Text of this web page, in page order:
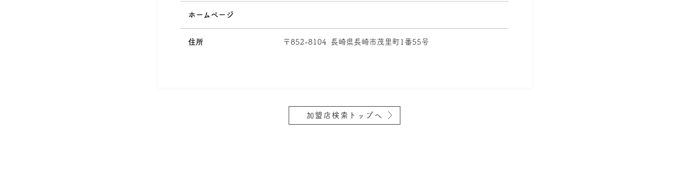
ホームページ
住所 〒852-8104 長崎県長崎市茂里町1番55号
加盟店検索トップへ